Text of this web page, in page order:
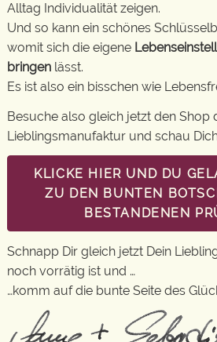
Alltag Individualität zeigen.
Und so kann ein schönes
womit sich die eigene
bringen lässt.
Es ist also ein bisschen wie
Besuche also gleich jetzt den Shop
Lieblingsmanufaktur und schau
KLICKE HIER UND DU
ZU DEN BUNTEN
BESTANDENEN
Schnapp Dir gleich jetzt Dein
noch vorrätig ist und …
…komm auf die bunte Seite des